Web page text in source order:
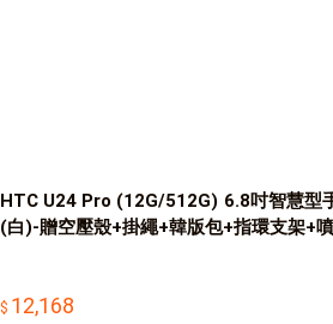
HTC U24 Pro (12G/512G) 6.8吋智慧型
(白)-贈空壓殼+掛繩+韓版包+指環支架+
12,168